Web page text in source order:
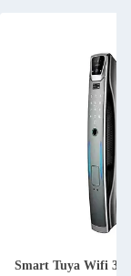
Smart Tuya Wifi 3D